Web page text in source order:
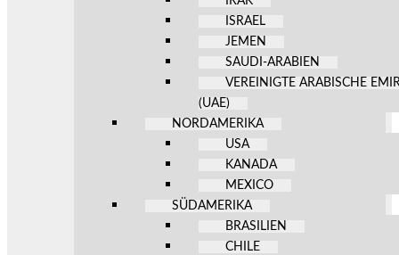
ISRAEL
JEMEN
SAUDI-ARABIEN
VEREINIGTE ARABISCHE
(UAE)
NORDAMERIKA
USA
KANADA
MEXICO
SÜDAMERIKA
BRASILIEN
CHILE